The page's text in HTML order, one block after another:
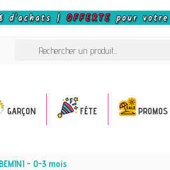
GARÇON FÊTE PROMOS
- 0-3 mois